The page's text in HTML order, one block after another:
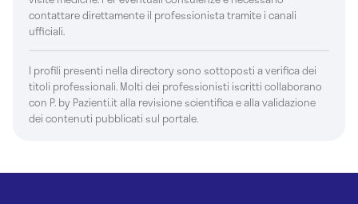
contattare direttamente il professionista tramite i canali
ufficiali.
I profili presenti nella directory sono sottoposti a verifica dei
titoli professionali. Molti dei professionisti iscritti collaborano
con P. by Pazienti.it alla revisione scientifica e alla validazione
dei contenuti pubblicati sul portale.